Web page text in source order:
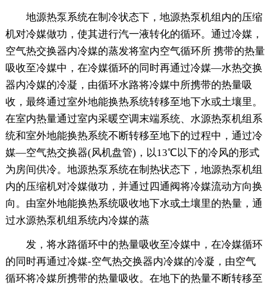
地源热泵系统在制冷状态下，地源热泵机组内的压缩
机对冷媒做功，使其进行汽一液转化的循环。通过冷媒，
空气热交换器内冷媒的蒸发将室内空气循环所 携带的热量
吸收至冷媒中，在冷媒循环的同时再通过冷媒—水热交换
器内冷媒的冷凝，由循环水路将冷媒中所携带的热量吸
收，最终通过室外地能换热系统转移至地下水或土壤里。
在室内热量通过室内采暖空调末端系统、水源热泵机组系
统和室外地能换热系统不断转移至地下的过程中，通过冷
媒—空气热交换器(风机盘管)，以13℃以下的冷风的形式
为房间供冷。地源热泵系统在制热状态下，地源热泵机组
内的压缩机对冷媒做功，并通过四通阀将冷媒流动方向换
向。由室外地能换热系统吸收地下水或土壤里的热量，通
过水源热泵机组系统内冷媒的蒸
发，将水路循环中的热量吸收至冷媒中，在冷媒循环
的同时再通过冷媒-空气热交换器内冷媒的冷凝，由空气
循环将冷媒所携带的热量吸收。在地下的热量不断转移至